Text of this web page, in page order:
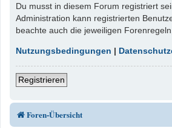
Du musst in diesem Forum registriert
Administration kann registrierten
beachte auch die jeweiligen
Nutzungsbedingungen |
Registrieren
Foren-Übersicht